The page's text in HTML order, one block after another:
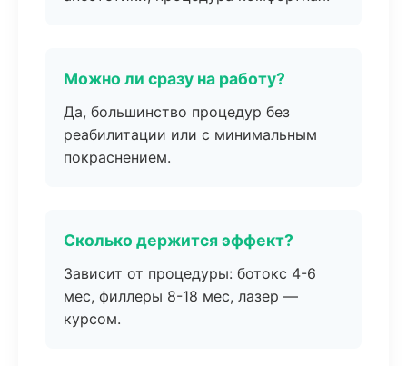
Можно ли сразу на работу?
Да, большинство процедур без
реабилитации или с минимальным
покраснением.
Сколько держится эффект?
Зависит от процедуры: ботокс 4-6
мес, филлеры 8-18 мес, лазер —
курсом.